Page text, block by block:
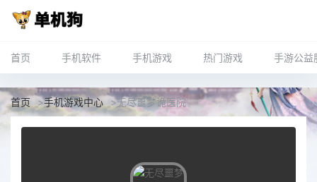
首页 手机软件 手机游戏 热门游戏 手游公益
首页 >手机游戏中心 >无尽噩梦诡医院